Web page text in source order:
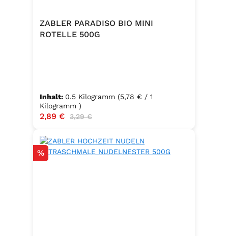
ZABLER PARADISO BIO MINI
ROTELLE 500G
Inhalt: 0.5 Kilogramm (5,78 € / 1
Kilogramm )
Verkaufspreis:
2,89 € Regulärer Preis:
3,29 €
Rabatt
%